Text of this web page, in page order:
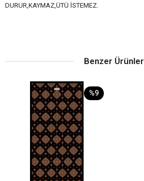
DURUR,KAYMAZ,ÜTÜ İSTEMEZ.
Benzer Ürünler
%9